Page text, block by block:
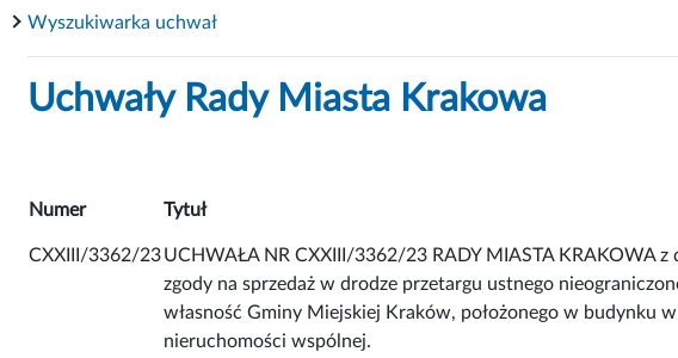
Wyszukiwarka uchwał
Uchwały Rady Miasta Krakowa
Numer Tytuł
CXXIII/3362/23UCHWAŁA NR CXXIII/3362/23 RADY MIASTA KRAKOWA
zgody na sprzedaż w drodze przetargu ustnego
własność Gminy Miejskiej Kraków, położonego w budynku
nieruchomości wspólnej.